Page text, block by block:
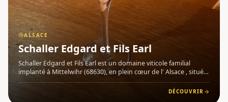
ALSACE
Schaller Edgard et Fils Earl
Schaller Edgard et Fils Earl est un domaine viticole familial
implanté à Mittelwihr (68630), en plein cœur de l' Alsace , situé
en bordure de la célèbre Route des Vins d'Alsace . Exploité par
Charles Schaller, ce vignoble s'étend sur plusie
DÉCOUVRIR